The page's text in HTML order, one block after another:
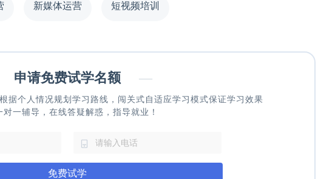
新媒体运营 短视频培训
申请免费试学名额 —
据个人情况规划学习路线，闯关式自适应学习模式保证学习效果
对一辅导，在线答疑解惑，指导就业！
免费试学